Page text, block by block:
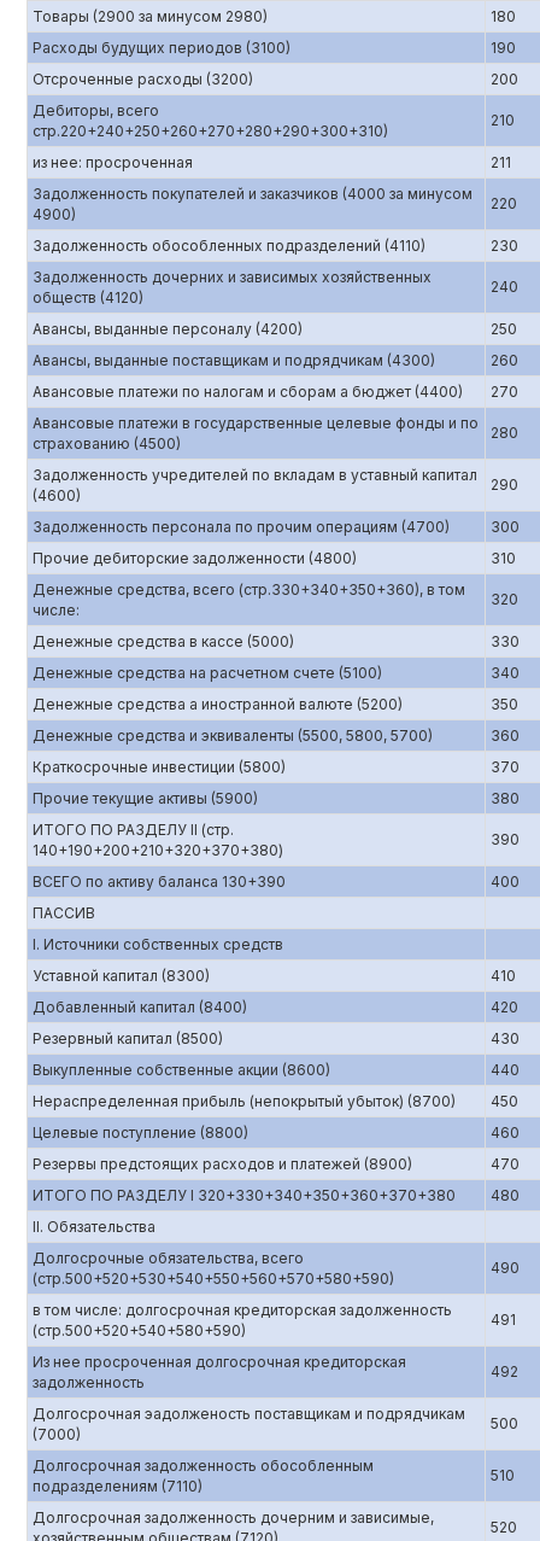
Товары (2900 за минусом 2980)
180
Расходы будущих периодов (3100)
190
Отсроченные расходы (3200)
200
Дебиторы, всего
стр.220+240+250+260+270+280+290+300+310)
210
из нее: просроченная
211
Задолженность покупателей и заказчиков (4000 за минусом
4900)
220
Задолженность обособленных подразделений (4110)
230
Задолженность дочерних и зависимых хозяйственных
обществ (4120)
240
Авансы, выданные персоналу (4200)
250
Авансы, выданные поставщикам и подрядчикам (4300)
260
Авансовые платежи по налогам и сборам а бюджет (4400)
270
Авансовые платежи в государственные целевые фонды и по
страхованию (4500)
280
Задолженность учредителей по вкладам в уставный капитал
(4600)
290
Задолженность персонала по прочим операциям (4700)
300
Прочие дебиторские задолженности (4800)
310
Денежные средства, всего (стр.330+340+350+360), в том
числе:
320
Денежные средства в кассе (5000)
330
Денежные средства на расчетном счете (5100)
340
Денежные средства а иностранной валюте (5200)
350
Денежные средства и эквиваленты (5500, 5800, 5700)
360
Краткосрочные инвестиции (5800)
370
Прочие текущие активы (5900)
380
ИТОГО ПО РАЗДЕЛУ II (стр.
140+190+200+210+320+370+380)
390
ВСЕГО по активу баланса 130+390
400
ПАССИВ
I. Источники собственных средств
Уставной капитал (8300)
410
Добавленный капитал (8400)
420
Резервный капитал (8500)
430
Выкупленные собственные акции (8600)
440
Нераспределенная прибыль (непокрытый убыток) (8700)
450
Целевые поступление (8800)
460
Резервы предстоящих расходов и платежей (8900)
470
ИТОГО ПО РАЗДЕЛУ I 320+330+340+350+360+370+380
480
II. Обязательства
Долгосрочные обязательства, всего
(стр.500+520+530+540+550+560+570+580+590)
490
в том числе: долгосрочная кредиторская задолженность
(стр.500+520+540+580+590)
491
Из нее просроченная долгосрочная кредиторская
задолженность
492
Долгосрочная эадолженость поставщикам и подрядчикам
(7000)
500
Долгосрочная задолженность обособленным
подразделениям (7110)
510
Долгосрочная задолженность дочерним и зависимые,
520